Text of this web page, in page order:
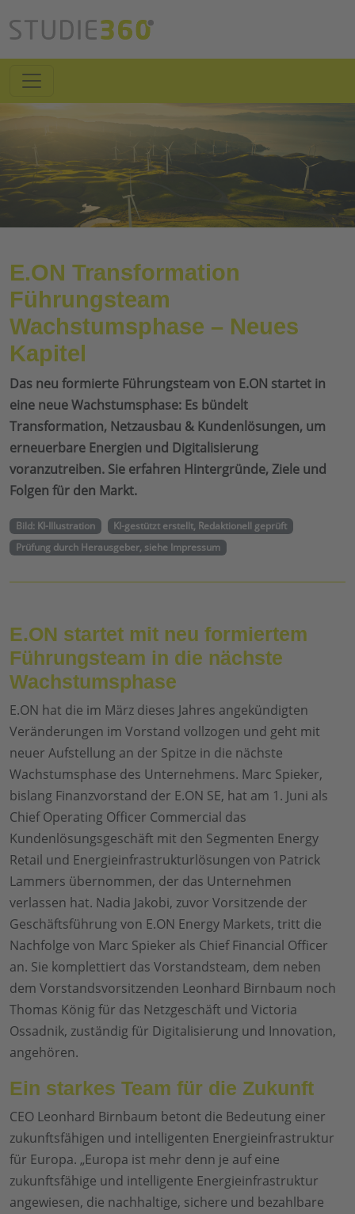
E.ON Transformation
Führungsteam
Wachstumsphase – Neues
Kapitel
Das neu formierte Führungsteam von E.ON startet in
eine neue Wachstumsphase: Es bündelt
Transformation, Netzausbau & Kundenlösungen, um
erneuerbare Energien und Digitalisierung
voranzutreiben. Sie erfahren Hintergründe, Ziele und
Folgen für den Markt.
Bild: KI-Illustration
KI-gestützt erstellt, Redaktionell geprüft
Prüfung durch Herausgeber, siehe Impressum
E.ON startet mit neu formiertem
Führungsteam in die nächste
Wachstumsphase
E.ON hat die im März dieses Jahres angekündigten
Veränderungen im Vorstand vollzogen und geht mit
neuer Aufstellung an der Spitze in die nächste
Wachstumsphase des Unternehmens. Marc Spieker,
bislang Finanzvorstand der E.ON SE, hat am 1. Juni als
Chief Operating Officer Commercial das
Kundenlösungsgeschäft mit den Segmenten Energy
Retail und Energieinfrastrukturlösungen von Patrick
Lammers übernommen, der das Unternehmen
verlassen hat. Nadia Jakobi, zuvor Vorsitzende der
Geschäftsführung von E.ON Energy Markets, tritt die
Nachfolge von Marc Spieker als Chief Financial Officer
an. Sie komplettiert das Vorstandsteam, dem neben
dem Vorstandsvorsitzenden Leonhard Birnbaum noch
Thomas König für das Netzgeschäft und Victoria
Ossadnik, zuständig für Digitalisierung und Innovation,
angehören.
Ein starkes Team für die Zukunft
CEO Leonhard Birnbaum betont die Bedeutung einer
zukunftsfähigen und intelligenten Energieinfrastruktur
für Europa. „Europa ist mehr denn je auf eine
zukunftsfähige und intelligente Energieinfrastruktur
angewiesen, die nachhaltige, sichere und bezahlbare